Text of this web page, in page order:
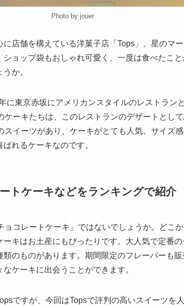
Photo by jouer
店舗を構えている洋菓子店「Tops」。星のマ
ショップ袋もおしゃれ可愛く、一度は食べたこと
か。
に東京赤坂にアメリカンスタイルのレストラン
ケーキたちは、このレストランのデザートとし
スイーツがあり、ケーキがとても人気。サイズ
れるケーキなのです。
トケーキなどをランキングで紹介
ョコレートケーキ」ではないでしょうか。どこ
ーキはお土産にもぴったりです。大人気で定番
類のものがあります。期間限定のフレーバーも
ケーキに出会うことができます。
ですが、今回はTopsで評判の高いスイーツを